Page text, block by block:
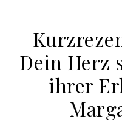
Dein Herz
ihrer